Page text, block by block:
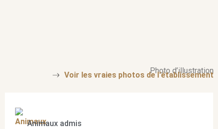
Photo d’illustration
Voir les vraies photos de l'établissement
Animaux admis